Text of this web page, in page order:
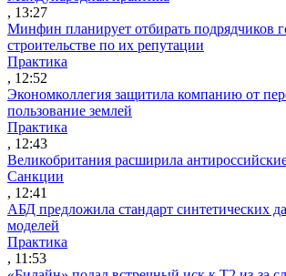
, 13:27
Минфин планирует отбирать подрядчиков
строительстве по их репутации
Практика
, 12:52
Экономколлегия защитила компанию от
пользование землей
Практика
, 12:43
Великобритания расширила
Санкции
, 12:41
АБД предложила стандарт синтетических
моделей
Практика
, 11:53